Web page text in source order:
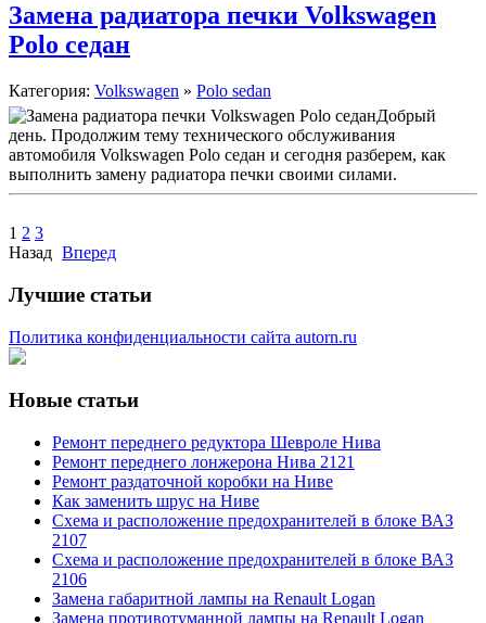
Замена радиатора печки Volkswagen
Polo седан
Категория: Volkswagen » Polo sedan
Добрый
день. Продолжим тему технического обслуживания
автомобиля Volkswagen Polo седан и сегодня разберем, как
выполнить замену радиатора печки своими силами.
1 2 3
Назад Вперед
Лучшие статьи
Политика конфиденциальности сайта autorn.ru
Новые статьи
Ремонт переднего редуктора Шевроле Нива
Ремонт переднего лонжерона Нива 2121
Ремонт раздаточной коробки на Ниве
Как заменить шрус на Ниве
Схема и расположение предохранителей в блоке ВАЗ
2107
Схема и расположение предохранителей в блоке ВАЗ
2106
Замена габаритной лампы на Renault Logan
Замена противотуманной лампы на Renault Logan